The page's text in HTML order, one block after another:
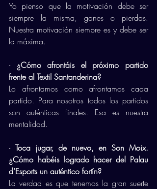
Yo pienso que la motivación debe ser
siempre la misma, ganes o pierdas.
Nuestra motivación siempre es y debe ser
la máxima.
- ¿Cómo afrontáis el próximo partido
frente al Textil Santanderina?
Lo afrontamos como afrontamos cada
partido. Para nosotros todos los partidos
son auténticas finales. Esa es nuestra
mentalidad.
- Toca jugar, de nuevo, en Son Moix.
¿Cómo habéis logrado hacer del Palau
d’Esports un auténtico fortín?
La verdad es que tenemos la gran suerte